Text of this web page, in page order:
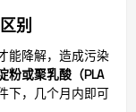
别
能降解，造成污染
粉或聚乳酸（PLA
下，几个月内即可